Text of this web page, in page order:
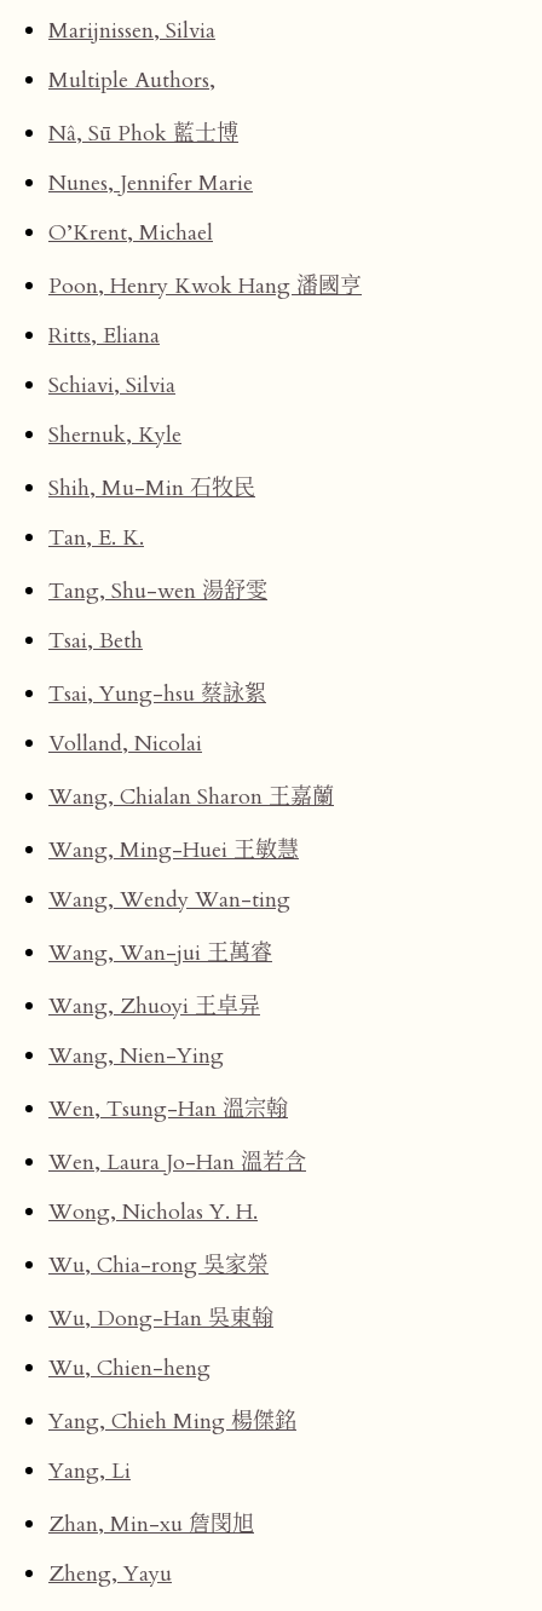
Marijnissen, Silvia
Multiple Authors,
Nâ, Sū Phok 藍士博
Nunes, Jennifer Marie
O’Krent, Michael
Poon, Henry Kwok Hang 潘國亨
Ritts, Eliana
Schiavi, Silvia
Shernuk, Kyle
Shih, Mu-Min 石牧民
Tan, E. K.
Tang, Shu-wen 湯舒雯
Tsai, Beth
Tsai, Yung-hsu 蔡詠絮
Volland, Nicolai
Wang, Chialan Sharon 王嘉蘭
Wang, Ming-Huei 王敏慧
Wang, Wendy Wan-ting
Wang, Wan-jui 王萬睿
Wang, Zhuoyi 王卓异
Wang, Nien-Ying
Wen, Tsung-Han 溫宗翰
Wen, Laura Jo-Han 溫若含
Wong, Nicholas Y. H.
Wu, Chia-rong 吳家榮
Wu, Dong-Han 吳東翰
Wu, Chien-heng
Yang, Chieh Ming 楊傑銘
Yang, Li
Zhan, Min-xu 詹閔旭
Zheng, Yayu